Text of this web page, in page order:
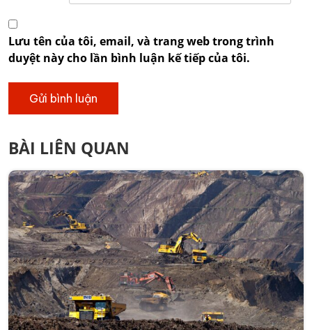
Lưu tên của tôi, email, và trang web trong trình
duyệt này cho lần bình luận kế tiếp của tôi.
BÀI LIÊN QUAN